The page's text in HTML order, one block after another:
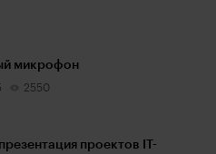
микрофон
2550
проектов IT-